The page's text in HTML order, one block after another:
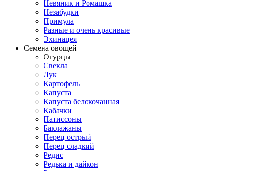
Невяник и Ромашка
Незабудки
Примула
Разные и очень красивые
Эхинацея
Семена овощей
Огурцы
Свекла
Лук
Картофель
Капуста
Капуста белокочанная
Кабачки
Патиссоны
Баклажаны
Перец острый
Перец сладкий
Редис
Редька и дайкон